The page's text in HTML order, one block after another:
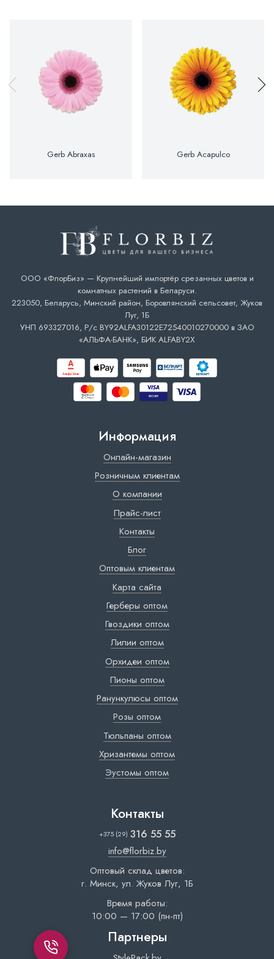
Gerb Abraxas Gerb Acapulco
ООО «ФлорБиз» — Крупнейший импортёр срезанных цветов и
комнатных растений в Беларуси.
223050, Беларусь, Минский район, Боровлянский сельсовет, Жуков
Луг, 1Б
УНП 693327016, Р/с BY92ALFA30122E72540010270000 в ЗАО
«АЛЬФА-БАНК», БИК ALFABY2X
Информация
Онлайн-магазин
Розничным клиентам
О компании
Прайс-лист
Контакты
Блог
Оптовым клиентам
Карта сайта
Герберы оптом
Гвоздики оптом
Лилии оптом
Орхидеи оптом
Пионы оптом
Ранункулюсы оптом
Розы оптом
Тюльпаны оптом
Хризантемы оптом
Эустомы оптом
Контакты
+375 (29) 316 55 55
info@florbiz.by
Оптовый склад цветов:
г. Минск, ул. Жуков Луг, 1Б
Время работы:
10:00 — 17:00 (пн-пт)
Партнеры